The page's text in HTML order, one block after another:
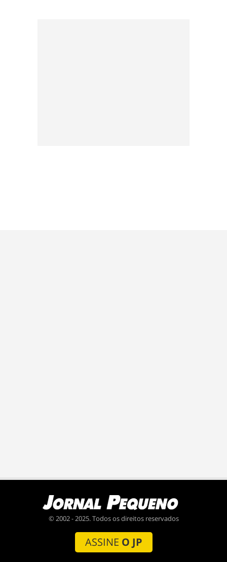
© 2002 - 2025. Todos os direitos reservados
ASSINE O JP